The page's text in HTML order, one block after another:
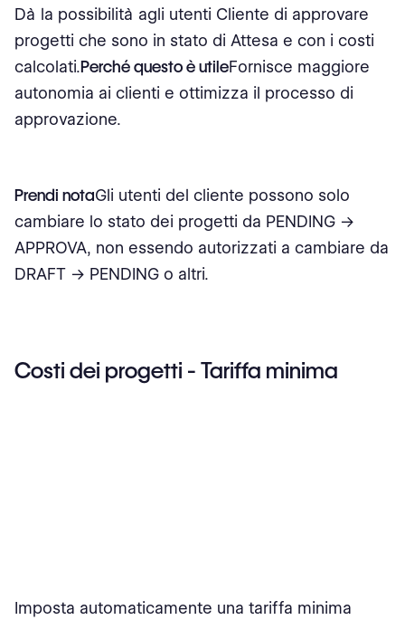
Dà la possibilità agli utenti Cliente di approvare
progetti che sono in stato di Attesa e con i costi
calcolati.Perché questo è utileFornisce maggiore
autonomia ai clienti e ottimizza il processo di
approvazione.
Prendi notaGli utenti del cliente possono solo
cambiare lo stato dei progetti da PENDING ->
APPROVA, non essendo autorizzati a cambiare da
DRAFT -> PENDING o altri.
Costi dei progetti - Tariffa minima
Imposta automaticamente una tariffa minima